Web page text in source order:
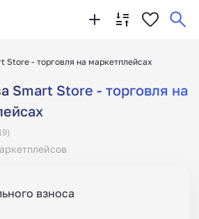
Store - торговля на маркетплейсах
Smart Store - торговля на
взноса